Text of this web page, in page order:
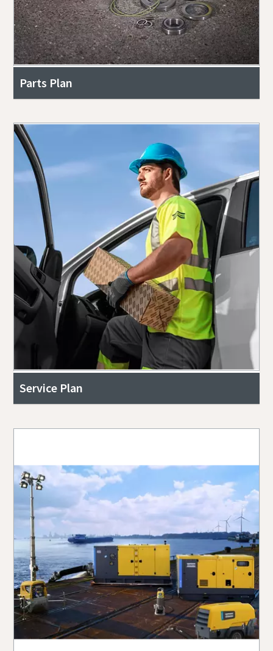
Parts Plan
Service Plan